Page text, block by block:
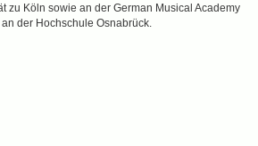
zu Köln sowie an der German Musical Academy
der Hochschule Osnabrück.